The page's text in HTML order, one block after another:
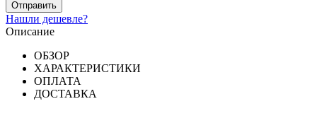
Нашли дешевле?
Описание
ОБЗОР
ХАРАКТЕРИСТИКИ
ОПЛАТА
ДОСТАВКА